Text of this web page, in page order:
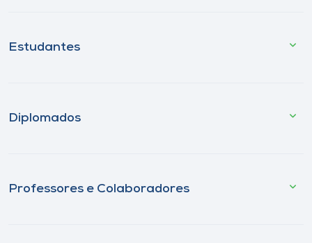
Estudantes
Diplomados
Professores e Colaboradores